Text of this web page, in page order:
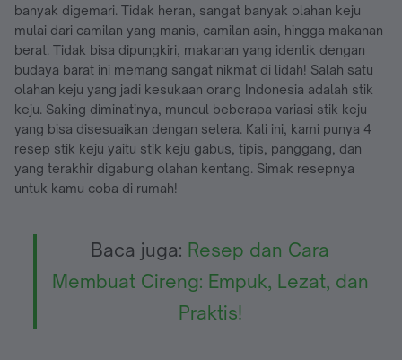
banyak digemari. Tidak heran, sangat banyak olahan keju
mulai dari camilan yang manis, camilan asin, hingga makanan
berat. Tidak bisa dipungkiri, makanan yang identik dengan
budaya barat ini memang sangat nikmat di lidah! Salah satu
olahan keju yang jadi kesukaan orang Indonesia adalah stik
keju. Saking diminatinya, muncul beberapa variasi stik keju
yang bisa disesuaikan dengan selera. Kali ini, kami punya 4
resep stik keju yaitu stik keju gabus, tipis, panggang, dan
yang terakhir digabung olahan kentang. Simak resepnya
untuk kamu coba di rumah!
Baca juga: Resep dan Cara
Membuat Cireng: Empuk, Lezat, dan
Praktis!